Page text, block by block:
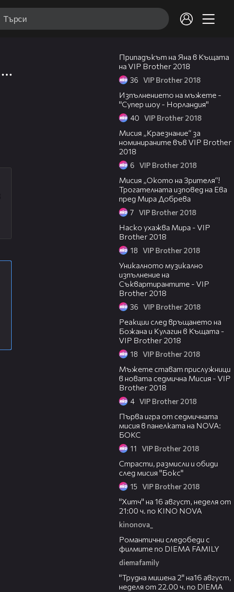
Припадъкът на Яна в Къщата
на VIP Brother 2018
36 VIP Brother 2018
Изпълнението на мъжете -
"Супер шоу - Норландия"
40 VIP Brother 2018
Мисия „Краезнание“ за
номинираните във VIP Brother
2018
6 VIP Brother 2018
Мисия „Окото на Зрителя“!
Трогателната изповед на Ева
пред Мира Добрева
7 VIP Brother 2018
Наско ухажва Мира - VIP
Brother 2018
18 VIP Brother 2018
Уникалното музикално
изпълнение на
Съквартирантите - VIP
Brother 2018
36 VIP Brother 2018
Реакции след връщането на
Божана и Кулагин в Къщата -
VIP Brother 2018
18 VIP Brother 2018
Мъжете стават прислужници
в новата седмична Мисия - VIP
Brother 2018
4 VIP Brother 2018
Първа игра от седмичната
мисия в панелката на NOVA:
БОКС
11 VIP Brother 2018
Страсти, размисли и обиди
след мисия "Бокс"
15 VIP Brother 2018
"Хитч" на 16 август, неделя от
21:00 ч. по KINO NOVA
kinonova_
Романтични следобеди с
филмите по DIEMA FAMILY
diemafamily
"Трудна мишена 2" на16 август,
неделя от 22.00 ч. по DIEMA